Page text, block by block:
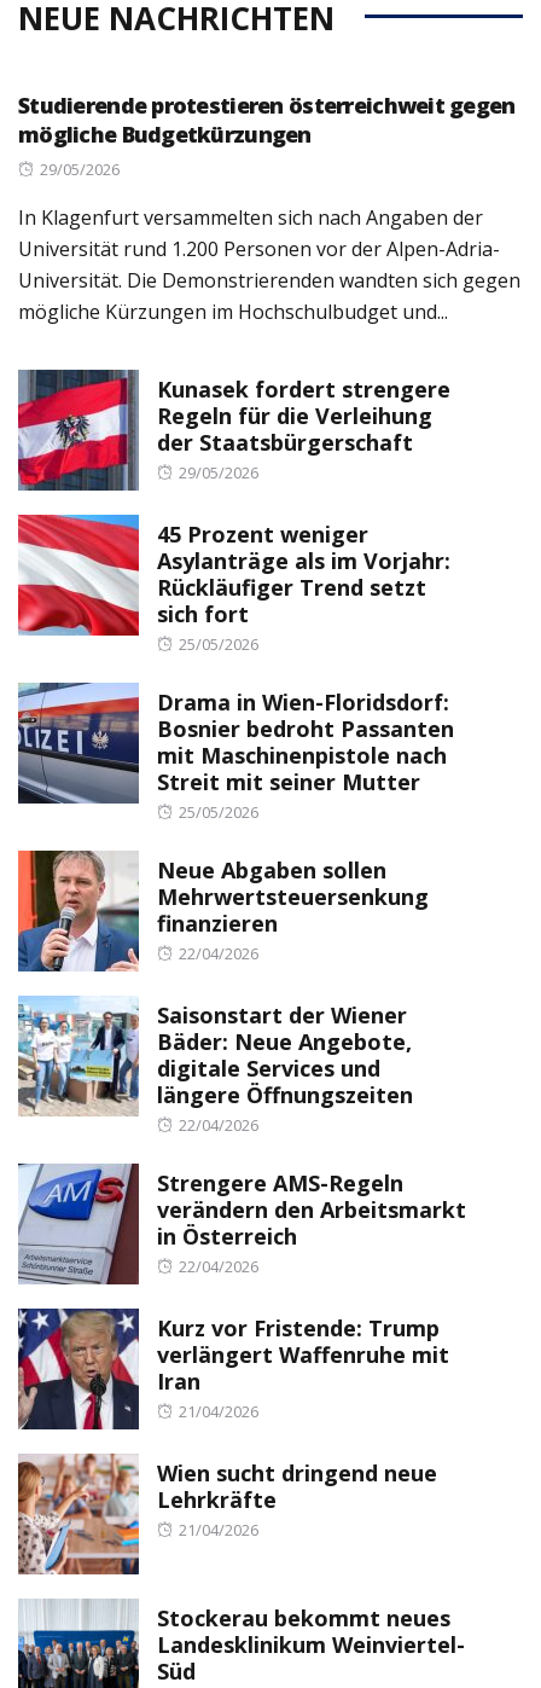
NEUE NACHRICHTEN
Studierende protestieren österreichweit gegen
mögliche Budgetkürzungen
Posted
29/05/2026
In Klagenfurt versammelten sich nach Angaben der
Universität rund 1.200 Personen vor der Alpen-Adria-
Universität. Die Demonstrierenden wandten sich gegen
mögliche Kürzungen im Hochschulbudget und...
Kunasek fordert strengere
Regeln für die Verleihung
der Staatsbürgerschaft
Posted
29/05/2026
45 Prozent weniger
Asylanträge als im Vorjahr:
Rückläufiger Trend setzt
sich fort
Posted
25/05/2026
Drama in Wien-Floridsdorf:
Bosnier bedroht Passanten
mit Maschinenpistole nach
Streit mit seiner Mutter
Posted
25/05/2026
Neue Abgaben sollen
Mehrwertsteuersenkung
finanzieren
Posted
22/04/2026
Saisonstart der Wiener
Bäder: Neue Angebote,
digitale Services und
längere Öffnungszeiten
Posted
22/04/2026
Strengere AMS-Regeln
verändern den Arbeitsmarkt
in Österreich
Posted
22/04/2026
Kurz vor Fristende: Trump
verlängert Waffenruhe mit
Iran
Posted
21/04/2026
Wien sucht dringend neue
Lehrkräfte
Posted
21/04/2026
Stockerau bekommt neues
Landesklinikum Weinviertel-
Süd